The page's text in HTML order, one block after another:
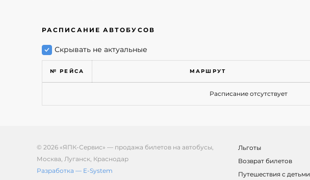
РАСПИСАНИЕ АВТОБУСОВ
Скрывать не актуальные
№ РЕЙСА МАРШРУТ
Расписание отсутствует
© 2026 «ЯПК-Сервис» — продажа билетов на автобусы,
Москва, Луганск, Краснодар
Разработка — E-System
Льготы
Возврат билетов
Путешествия с детьми